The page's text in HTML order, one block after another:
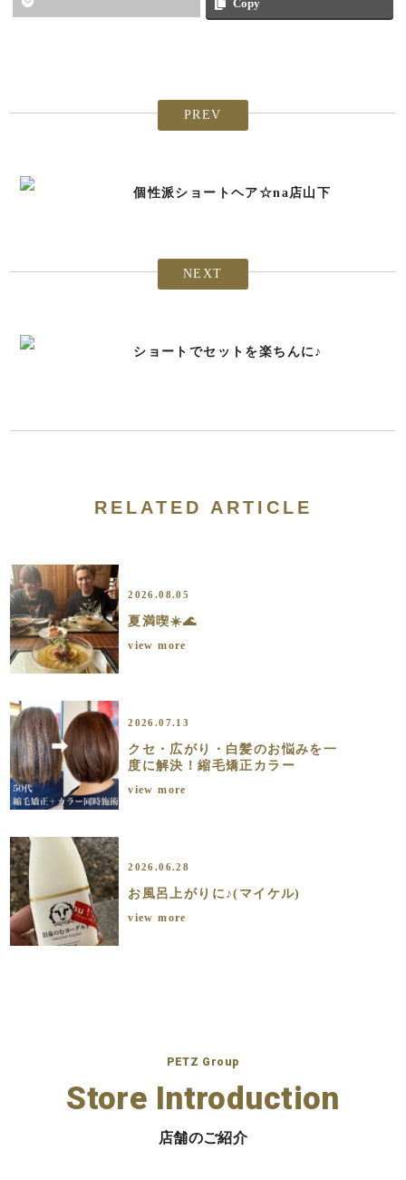
Copy
PREV
個性派ショートヘア☆na店山下
NEXT
ショートでセットを楽ちんに♪
RELATED ARTICLE
2026.08.05
夏満喫☀️🌊
view more
2026.07.13
クセ・広がり・白髪のお悩みを一
度に解決！縮毛矯正カラー
view more
2026.06.28
お風呂上がりに♪(マイケル)
view more
PETZ Group
Store Introduction
店舗のご紹介